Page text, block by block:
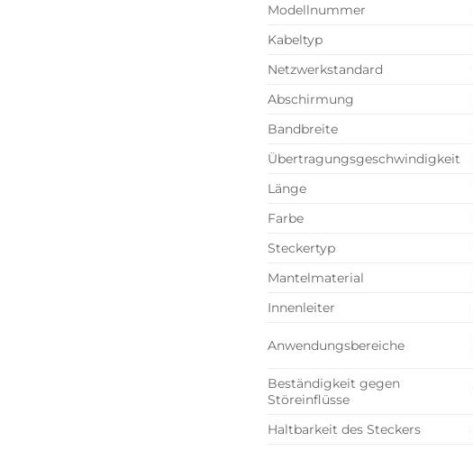
Modellnummer
Kabeltyp
Netzwerkstandard
Abschirmung
Bandbreite
Übertragungsgeschwindigkeit
Länge
Farbe
Steckertyp
Mantelmaterial
Innenleiter
Anwendungsbereiche
Beständigkeit gegen
Störeinflüsse
Haltbarkeit des Steckers